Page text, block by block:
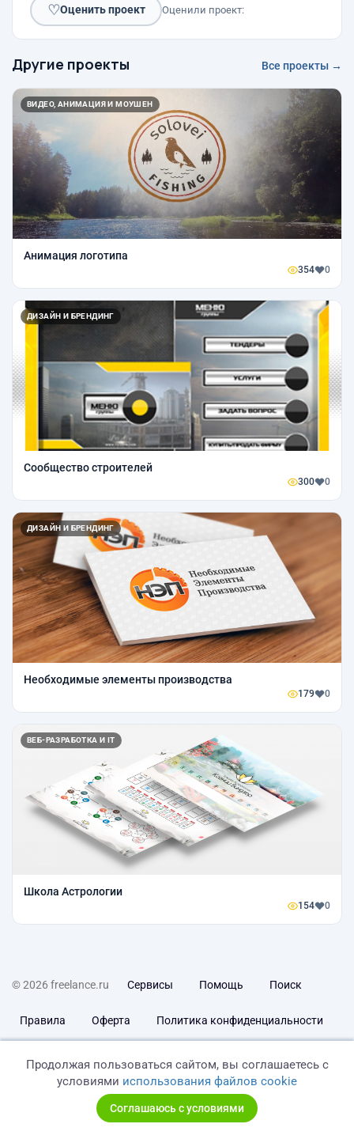
♡Оценить проект Оценили проект:
Другие проекты Все проекты →
ВИДЕО, АНИМАЦИЯ И МОУШЕН
Анимация логотипа
354 0
ДИЗАЙН И БРЕНДИНГ
Сообщество строителей
300 0
ДИЗАЙН И БРЕНДИНГ
Необходимые элементы производства
179 0
ВЕБ-РАЗРАБОТКА И IT
Школа Астрологии
154 0
© 2026 freelance.ru Сервисы Помощь Поиск
Правила Оферта Политика конфиденциальности
Продолжая пользоваться сайтом, вы соглашаетесь с
условиями использования файлов cookie
Соглашаюсь с условиями